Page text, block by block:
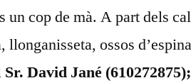
un cop de mà. A part dels
llonganisseta, ossos
Sr. David Jané